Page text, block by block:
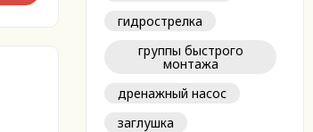
гидрострелка
группы быстрого
монтажа
дренажный насос
заглушка